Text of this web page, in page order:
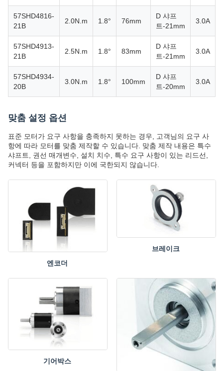
57SHD4816-
21B
2.0N.m 1.8° 76mm
D 샤프
트-21mm
3.0A
57SHD4913-
21B
2.5N.m 1.8° 83mm
D 샤프
트-21mm
3.0A
57SHD4934-
20B
3.0N.m 1.8° 100mm
D 샤프
트-20mm
3.0A
맞춤 설정 옵션
표준 모터가 요구 사항을 충족하지 못하는 경우, 고객님의 요구 사
항에 따라 모터를 맞춤 제작할 수 있습니다. 맞춤 제작 내용은 특수
샤프트, 권선 매개변수, 설치 치수, 특수 요구 사항이 있는 리드선,
커넥터 등을 포함하지만 이에 국한되지 않습니다.
엔코더
브레이크
기어박스